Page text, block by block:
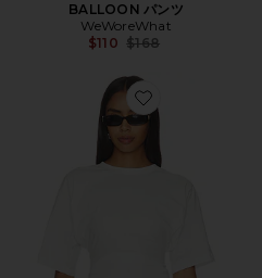
BALLOON パンツ
WeWoreWhat
$110 Previous price:
$168
Favorite TOP トップ